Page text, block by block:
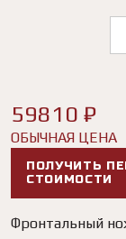
59810 ₽
ОБЫЧНАЯ ЦЕНА
ПОЛУЧИТЬ
СТОИМОСТИ
Фронтальный